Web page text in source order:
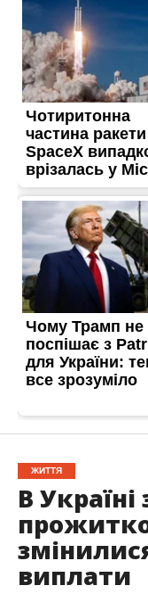
ЖИТТЯ
В
виплати